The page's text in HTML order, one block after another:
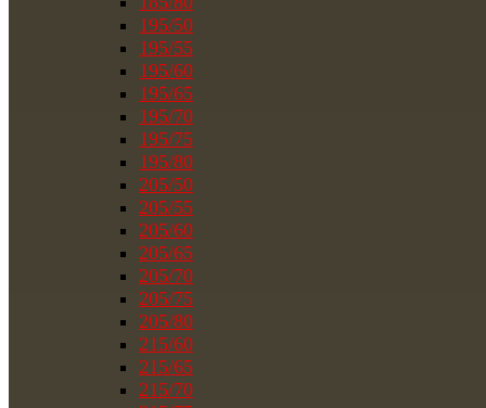
195/50
195/55
195/60
195/65
195/70
195/75
195/80
205/50
205/55
205/60
205/65
205/70
205/75
205/80
215/60
215/65
215/70